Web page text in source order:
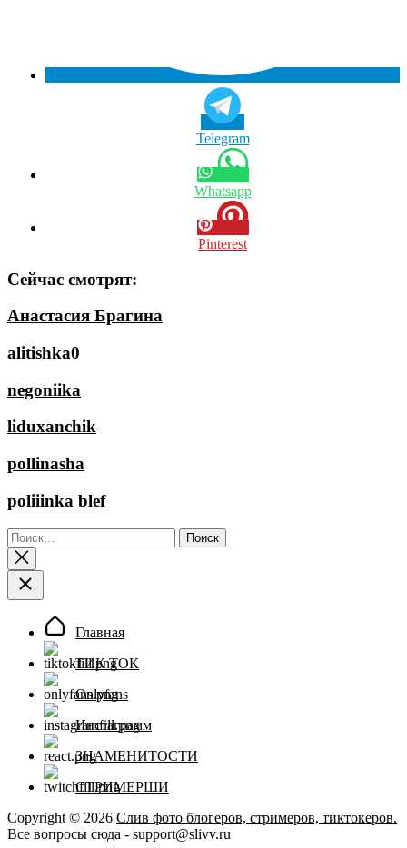
Telegram
Whatsapp
Pinterest
Сейчас смотрят:
Анастасия Брагина
alitishka0
negoniika
liduxanchik
pollinasha
poliiinka blef
Найти:
Главная
ТИК ТОК
Onlyfans
Инстаграмм
ЗНАМЕНИТОСТИ
СТРИМЕРШИ
Copyright © 2026 Слив фото блогеров, стримеров, тиктокеров.
Все вопросы сюда - support@slivv.ru